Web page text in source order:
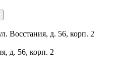
Восстания, д. 56, корп. 2
д. 56, корп. 2